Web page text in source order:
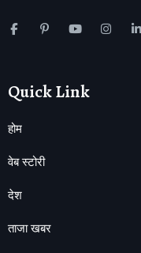
Quick Link
होम
वेब स्टोरी
देश
ताजा खबर